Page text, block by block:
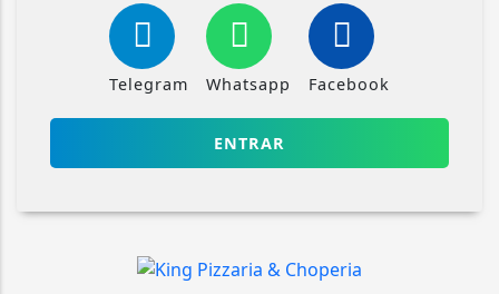
Telegram Whatsapp Facebook
ENTRAR